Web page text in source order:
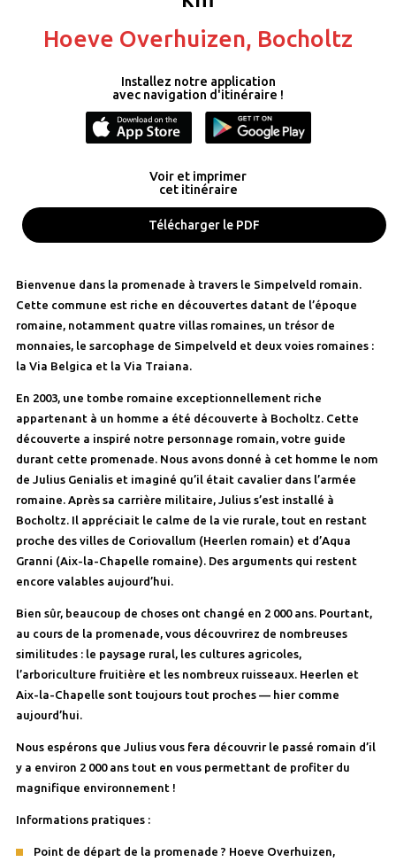
Hoeve Overhuizen, Bocholtz
Installez notre application
avec navigation d'itinéraire !
Voir et imprimer
cet itinéraire
Télécharger le PDF
Bienvenue dans la promenade à travers le Simpelveld romain.
Cette commune est riche en découvertes datant de l’époque
romaine, notamment quatre villas romaines, un trésor de
monnaies, le sarcophage de Simpelveld et deux voies romaines :
la Via Belgica et la Via Traiana.
En 2003, une tombe romaine exceptionnellement riche
appartenant à un homme a été découverte à Bocholtz. Cette
découverte a inspiré notre personnage romain, votre guide
durant cette promenade. Nous avons donné à cet homme le nom
de Julius Genialis et imaginé qu’il était cavalier dans l’armée
romaine. Après sa carrière militaire, Julius s’est installé à
Bocholtz. Il appréciait le calme de la vie rurale, tout en restant
proche des villes de Coriovallum (Heerlen romain) et d’Aqua
Granni (Aix-la-Chapelle romaine). Des arguments qui restent
encore valables aujourd’hui.
Bien sûr, beaucoup de choses ont changé en 2 000 ans. Pourtant,
au cours de la promenade, vous découvrirez de nombreuses
similitudes : le paysage rural, les cultures agricoles,
l’arboriculture fruitière et les nombreux ruisseaux. Heerlen et
Aix-la-Chapelle sont toujours tout proches — hier comme
aujourd’hui.
Nous espérons que Julius vous fera découvrir le passé romain d’il
y a environ 2 000 ans tout en vous permettant de profiter du
magnifique environnement !
Informations pratiques :
Point de départ de la promenade ? Hoeve Overhuizen,